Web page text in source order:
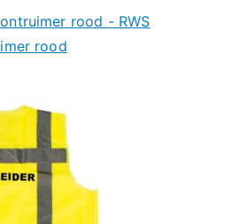
rood - RWS
rood